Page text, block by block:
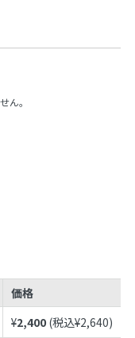
ん。
価格
¥2,400 (税込¥2,640)